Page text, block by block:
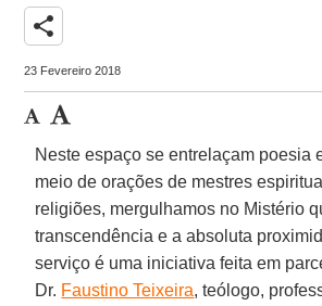
share
23 Fevereiro 2018
Neste espaço se entrelaçam poesia
meio de orações de mestres
religiões, mergulhamos no Mistério
transcendência e a absoluta
serviço é uma iniciativa feita em
Dr. Faustino Teixeira, teólogo,